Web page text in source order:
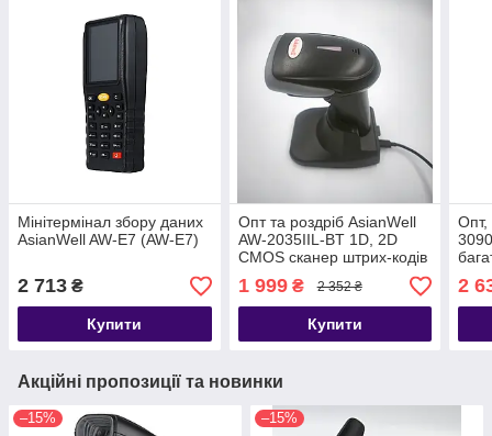
Мінітермінал збору даних
AsianWell AW-E7 (AW-E7)
2 713 ₴
Купити
Опт та роздріб AsianWell
AW-2035IIL-BT 1D, 2D
CMOS сканер штрих-кодів
з п ідставкою бездротовий
2.4G + BT, дротовий USB
1 999₴ 2 352 ₴
Купити
Опт,
2
Акційні пропозиції та новинки
–15% –15%